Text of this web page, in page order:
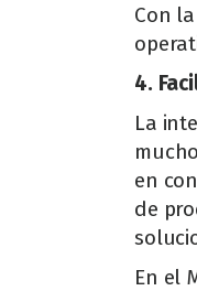
Con
4.
La
en
de
En el